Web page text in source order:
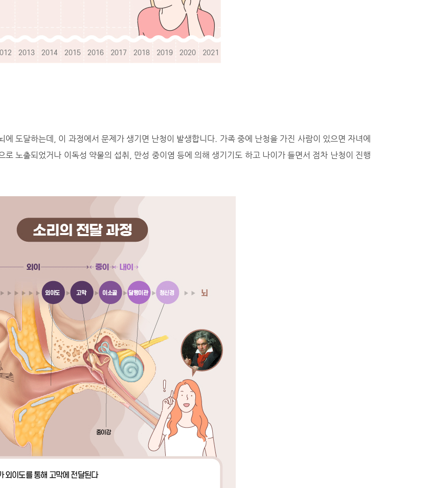
도달하는데, 이 과정에서 문제가 생기면 난청이 발생합니다. 가족 중에 난청을 가진 사람이 있으면 자녀에
노출되었거나 이독성 약물의 섭취, 만성 중이염 등에 의해 생기기도 하고 나이가 들면서 점차 난청이 진행